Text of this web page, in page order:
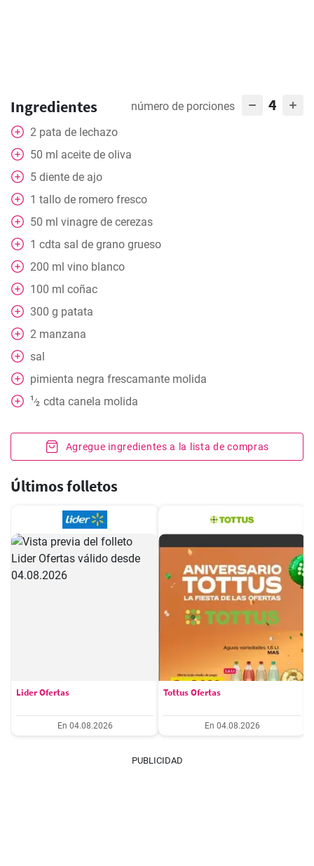
Ingredientes número de porciones 4
2 pata de lechazo
50 ml aceite de oliva
5 diente de ajo
1 tallo de romero fresco
50 ml vinagre de cerezas
1 cdta sal de grano grueso
200 ml vino blanco
100 ml coñac
300 g patata
2 manzana
sal
pimienta negra frescamante molida
1⁄2 cdta canela molida
Agregue ingredientes a la lista de compras
Últimos folletos
Lider Ofertas
En 04.08.2026
Tottus Ofertas
En 04.08.2026
PUBLICIDAD